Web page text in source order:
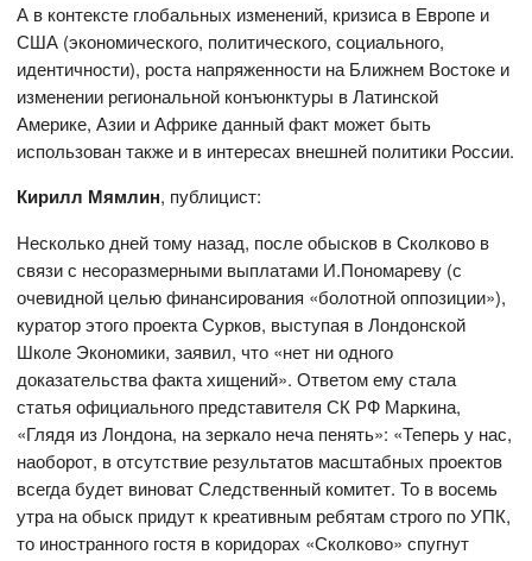
А в контексте глобальных изменений, кризиса в Европе и
США (экономического, политического, социального,
идентичности), роста напряженности на Ближнем Востоке и
изменении региональной конъюнктуры в Латинской
Америке, Азии и Африке данный факт может быть
использован также и в интересах внешней политики России.
Кирилл Мямлин, публицист:
Несколько дней тому назад, после обысков в Сколково в
связи с несоразмерными выплатами И.Пономареву (с
очевидной целью финансирования «болотной оппозиции»),
куратор этого проекта Сурков, выступая в Лондонской
Школе Экономики, заявил, что «нет ни одного
доказательства факта хищений». Ответом ему стала
статья официального представителя СК РФ Маркина,
«Глядя из Лондона, на зеркало неча пенять»: «Теперь у нас,
наоборот, в отсутствие результатов масштабных проектов
всегда будет виноват Следственный комитет. То в восемь
утра на обыск придут к креативным ребятам строго по УПК,
то иностранного гостя в коридорах «Сколково» спугнут